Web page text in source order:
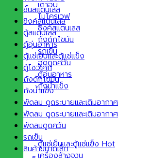
เตาอบ
ไมโครเวฟ
ซิงค์สแตนเลส
ถังดักไขมัน
รถเข็น
ฮูดดูดควัน
ตู้อุ่นอาหาร
ถังน้ำแข็ง
ตู้แช่เย็นและตู้แช่แข็ง
เครื่องล้างจาน
ชั้นสแตนเลส
ซิงค์สแตนเลส
ตู้สแตนเลส
ตู้อุ่นอาหาร
ตู้แช่เย็นและตู้แช่แข็ง
ตู้โชว์เค้ก
ถังดักไขมัน
ถังน้ำแข็ง
พัดลม ดูดระบายและเติมอากาศ
พัดลม ดูดระบายและเติมอากาศ
พัดลมดูดควัน
รถเข็น
สินค้าขนาดเล็ก